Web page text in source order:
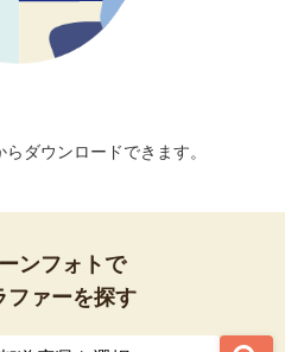
らダウンロードできます。
ンフォトで
ファーを探す